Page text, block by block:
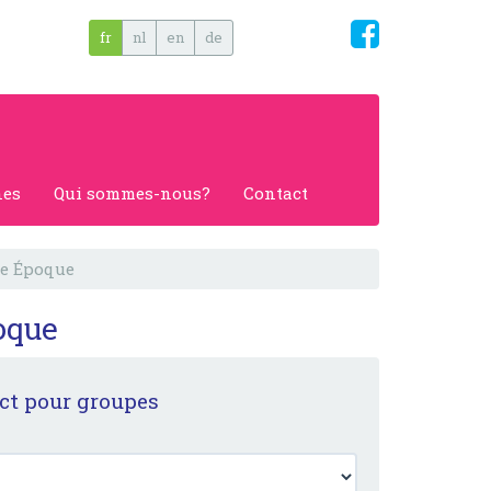
fr nl en de
Qui sommes-nous? Contact
Époque
pour groupes